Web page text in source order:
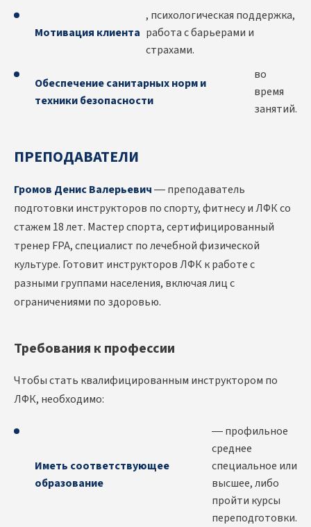
Мотивация клиента
, психологическая поддержка,
работа с барьерами и
страхами.
Обеспечение санитарных норм и
техники безопасности
во
время
занятий.
ПРЕПОДАВАТЕЛИ
Громов Денис Валерьевич— преподаватель
подготовки инструкторов по спорту, фитнесу и ЛФК со
стажем 18 лет. Мастер спорта, сертифицированный
тренер FPA, специалист по лечебной физической
культуре. Готовит инструкторов ЛФК к работе с
разными группами населения, включая лиц с
ограничениями по здоровью.
Требования к профессии
Чтобы стать квалифицированным инструктором по
ЛФК, необходимо:
Иметь соответствующее
образование
— профильное
среднее
специальное или
высшее, либо
пройти курсы
переподготовки.